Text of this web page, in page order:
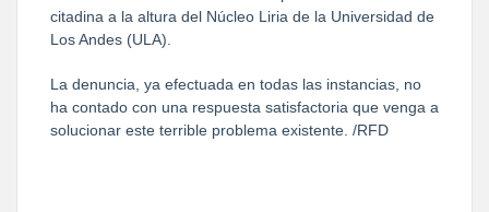
citadina a la altura del Núcleo Liria de la Universidad de
Los Andes (ULA).
La denuncia, ya efectuada en todas las instancias, no
ha contado con una respuesta satisfactoria que venga a
solucionar este terrible problema existente. /RFD